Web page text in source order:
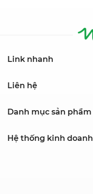
Link nhanh
Liên hệ
Danh mục sản phẩm
Hệ thống kinh doanh